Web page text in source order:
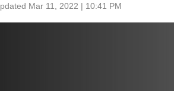
Mar 11, 2022 | 10:41 PM